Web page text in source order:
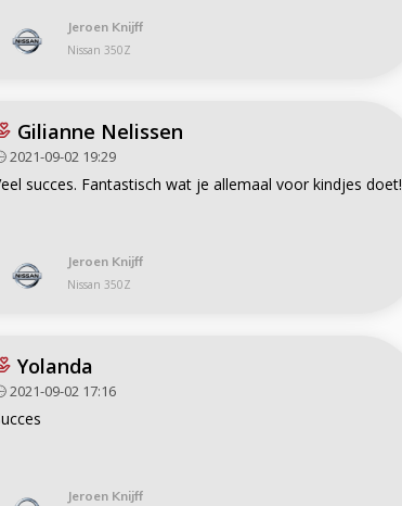
Jeroen Knijff
Nissan 350Z
Gilianne Nelissen
2021-09-02 19:29
succes. Fantastisch wat je allemaal voor kindjes doet!
Jeroen Knijff
Nissan 350Z
Yolanda
2021-09-02 17:16
Jeroen Knijff